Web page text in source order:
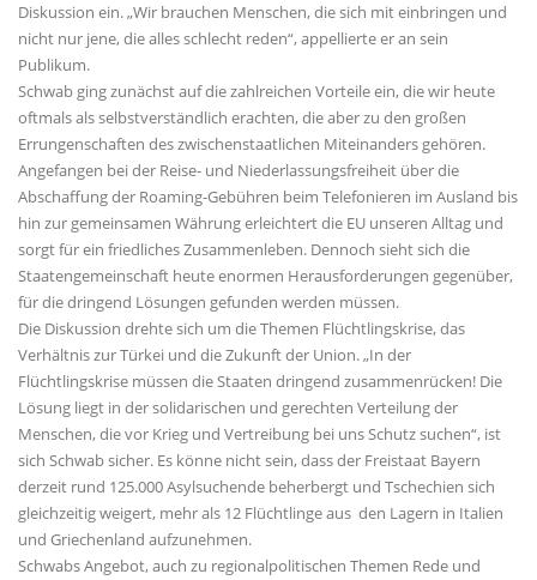
Diskussion ein. „Wir brauchen Menschen, die sich mit einbringen und
nicht nur jene, die alles schlecht reden“, appellierte er an sein
Publikum.
Schwab ging zunächst auf die zahlreichen Vorteile ein, die wir heute
oftmals als selbstverständlich erachten, die aber zu den großen
Errungenschaften des zwischenstaatlichen Miteinanders gehören.
Angefangen bei der Reise- und Niederlassungsfreiheit über die
Abschaffung der Roaming-Gebühren beim Telefonieren im Ausland bis
hin zur gemeinsamen Währung erleichtert die EU unseren Alltag und
sorgt für ein friedliches Zusammenleben. Dennoch sieht sich die
Staatengemeinschaft heute enormen Herausforderungen gegenüber,
für die dringend Lösungen gefunden werden müssen.
Die Diskussion drehte sich um die Themen Flüchtlingskrise, das
Verhältnis zur Türkei und die Zukunft der Union. „In der
Flüchtlingskrise müssen die Staaten dringend zusammenrücken! Die
Lösung liegt in der solidarischen und gerechten Verteilung der
Menschen, die vor Krieg und Vertreibung bei uns Schutz suchen“, ist
sich Schwab sicher. Es könne nicht sein, dass der Freistaat Bayern
derzeit rund 125.000 Asylsuchende beherbergt und Tschechien sich
gleichzeitig weigert, mehr als 12 Flüchtlinge aus den Lagern in Italien
und Griechenland aufzunehmen.
Schwabs Angebot, auch zu regionalpolitischen Themen Rede und